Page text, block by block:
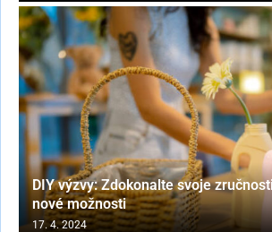
DIY výzvy: Zdokonalte svoje
nové možnosti
17. 4. 2024